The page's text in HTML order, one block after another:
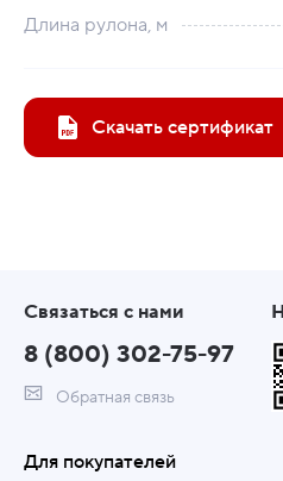
Длина рулона, м
Скачать сертификат
Связаться с нами
8 (800) 302-75-97
Обратная связь
Для покупателей